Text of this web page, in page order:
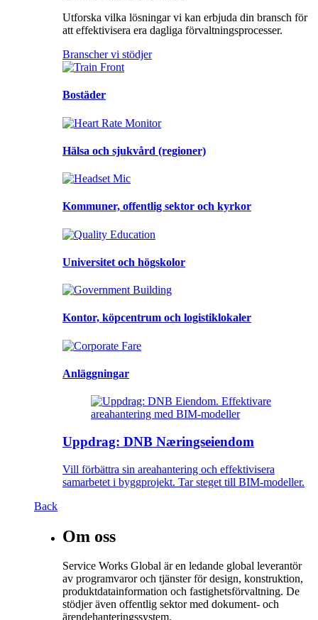
Utforska vilka lösningar vi kan erbjuda din bransch för
att effektivisera era dagliga förvaltningsprocesser.
Branscher vi stödjer
Bostäder
Hälsa och sjukvård (regioner)
Kommuner, offentlig sektor och kyrkor
Universitet och högskolor
Kontor, köpcentrum och logistiklokaler
Anläggningar
Uppdrag: DNB Næringseiendom
Vill förbättra sin areahantering och effektivisera
samarbetet i byggprojekt. Tar steget till BIM-modeller.
Back
Om oss
Service Works Global är en ledande global leverantör
av programvaror och tjänster för design, konstruktion,
produktdatainformation och fastighetsförvaltning. De
stödjer även offentlig sektor med dokument- och
ärendehanteringssystem.